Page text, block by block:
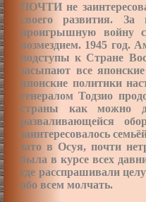
ПОЧТИ не
своего развития.
проигрышную войну
возмездием. 1945 год.
подступы к Стране
засыпают все
японские политики
генералом Тодзио
страны как можно
разваливающейся
заинтересовалось
зато в Осуя, почти
была в курсе всех
где расспрашивали
обо всем молчать.